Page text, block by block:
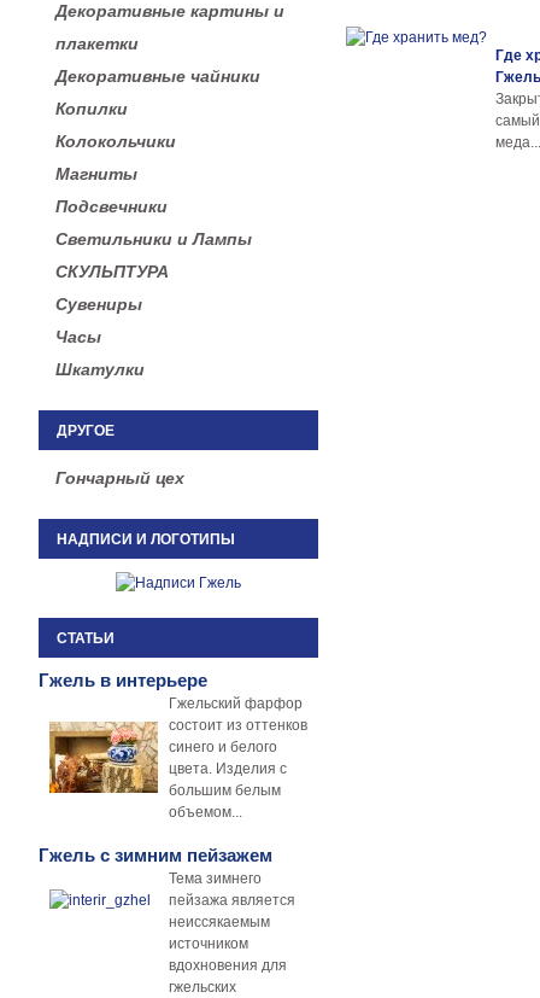
Декоративные картины и
плакетки
Декоративные чайники
Копилки
Колокольчики
Магниты
Подсвечники
Светильники и Лампы
СКУЛЬПТУРА
Сувениры
Часы
Шкатулки
ДРУГОЕ
Гончарный цех
НАДПИСИ И ЛОГОТИПЫ
СТАТЬИ
Гжель в интерьере
Гжельский фарфор
состоит из оттенков
синего и белого
цвета. Изделия с
большим белым
объемом...
Гжель с зимним пейзажем
Тема зимнего
пейзажа является
неиссякаемым
источником
вдохновения для
гжельских
Где
Гжель
меда...